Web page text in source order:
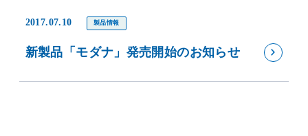
2017.07.10 製品情報
新製品「モダナ」発売開始のお知らせ